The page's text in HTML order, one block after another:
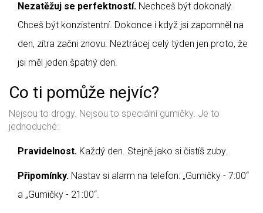
Nezatěžuj se perfektností. Nechceš být dokonalý.
Chceš být konzistentní. Dokonce i když jsi zapomněl na
den, zítra začni znovu. Neztrácej celý týden jen proto, že
jsi měl jeden špatný den.
Co ti pomůže nejvíc?
Nejsou to drogy. Nejsou to speciální gumičky. Je to
jednoduché:
Pravidelnost. Každý den. Stejně jako si čistíš zuby.
Připomínky. Nastav si alarm na telefon: „Gumičky - 7:00“
a „Gumičky - 21:00“.